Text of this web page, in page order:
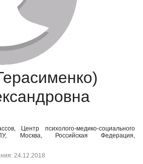
Центр психолого-медико-социального
Москва, Российская Федерация,
24.12.2018